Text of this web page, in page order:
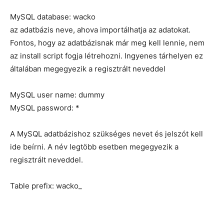
MySQL database: wacko
az adatbázis neve, ahova importálhatja az adatokat.
Fontos, hogy az adatbázisnak már meg kell lennie, nem
az install script fogja létrehozni. Ingyenes tárhelyen ez
általában megegyezik a regisztrált neveddel
MySQL user name: dummy
MySQL password: *
A MySQL adatbázishoz szükséges nevet és jelszót kell
ide beírni. A név legtöbb esetben megegyezik a
regisztrált neveddel.
Table prefix: wacko_